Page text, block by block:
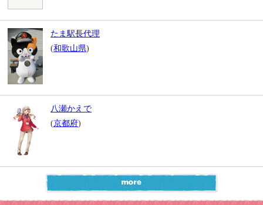
たま駅長代理
(和歌山県)
八瀬かえで
(京都府)